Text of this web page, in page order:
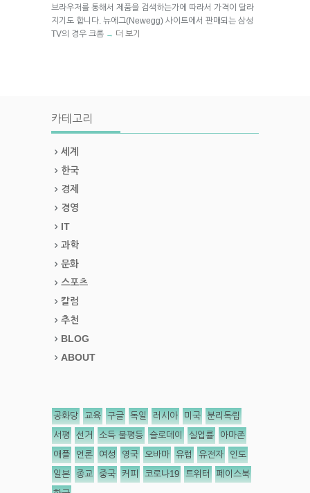
브라우저를 통해서 제품을 검색하는가에 따라서 가격이 달라
지기도 합니다. 뉴에그(Newegg) 사이트에서 판매되는 삼성
TV의 경우 크롬 → 더 보기
카테고리
세계
한국
경제
경영
IT
과학
문화
스포츠
칼럼
추천
BLOG
ABOUT
공화당 교육 구글 독일 러시아 미국 분리독립
서평 선거 소득 불평등 슬로데이 실업률 아마존
애플 언론 여성 영국 오바마 유럽 유전자 인도
일본 종교 중국 커피 코로나19 트위터 페이스북